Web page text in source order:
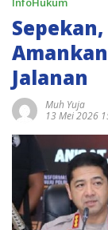
Jalanan
Muh Yuja
13 Mei 2026